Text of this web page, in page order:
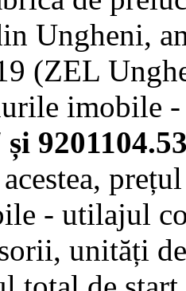
Ungheni,
(ZEL
imobile
acestea,
- utilajul
unități